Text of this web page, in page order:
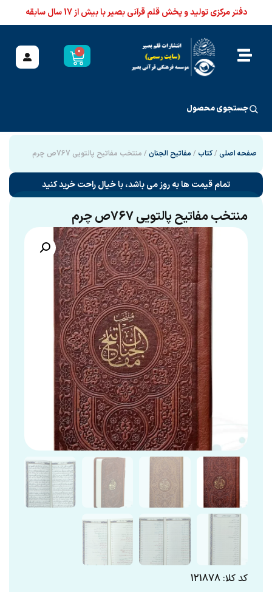
دفتر مرکزی تولید و پخش قلم قرآنی بصیر با بیش از 17 سال سابقه
0
جستجوی محصول
صفحه اصلی /کتاب / مفاتیح الجنان / منتخب مفاتیح پالتویی 767ص چرم
تمام قیمت ها به روز می باشد، با خیال راحت خرید کنید
منتخب مفاتیح پالتویی 767ص چرم
کد کلا: 121878